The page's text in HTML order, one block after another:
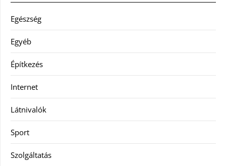
Egészség
Egyéb
Építkezés
Internet
Látnivalók
Sport
Szolgáltatás